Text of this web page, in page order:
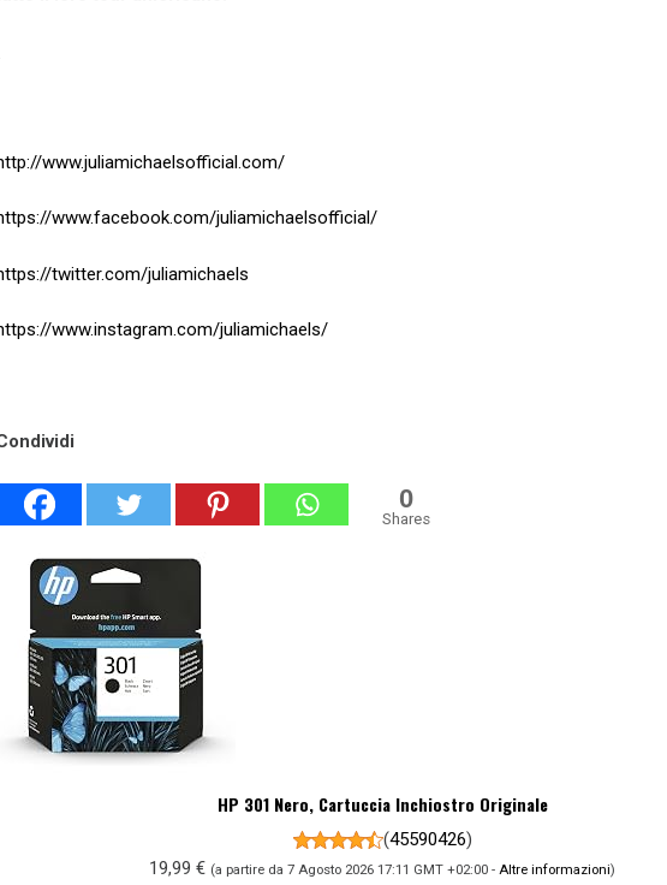
www.juliamichaelsofficial.com/
www.facebook.com/juliamichaelsofficial/
twitter.com/juliamichaels
www.instagram.com/juliamichaels/
0
Shares
HP 301 Nero, Cartuccia Inchiostro Originale
(45590426)
19,99 € (a partire da 7 Agosto 2026 17:11 GMT +02:00 -Altre informazioni)